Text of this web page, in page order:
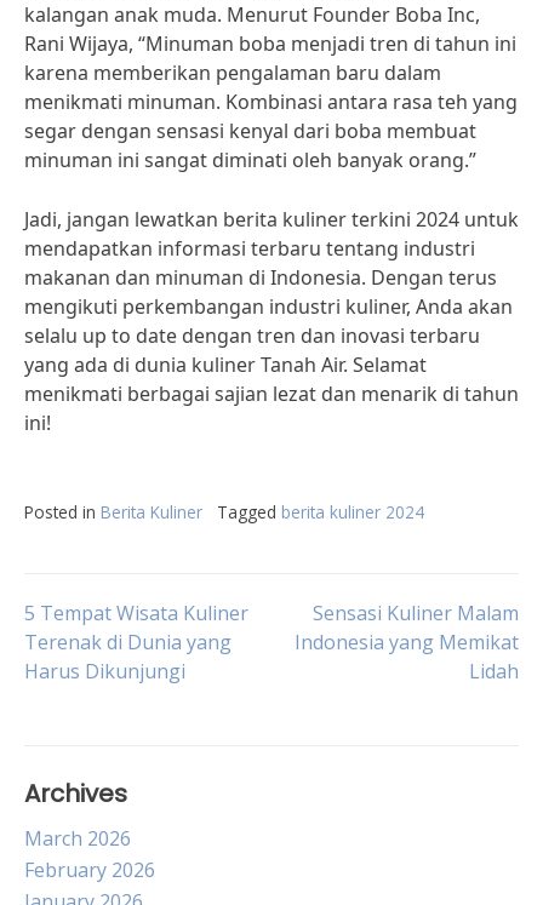
kalangan anak muda. Menurut Founder Boba Inc,
Rani Wijaya, “Minuman boba menjadi tren di tahun ini
karena memberikan pengalaman baru dalam
menikmati minuman. Kombinasi antara rasa teh yang
segar dengan sensasi kenyal dari boba membuat
minuman ini sangat diminati oleh banyak orang.”
Jadi, jangan lewatkan berita kuliner terkini 2024 untuk
mendapatkan informasi terbaru tentang industri
makanan dan minuman di Indonesia. Dengan terus
mengikuti perkembangan industri kuliner, Anda akan
selalu up to date dengan tren dan inovasi terbaru
yang ada di dunia kuliner Tanah Air. Selamat
menikmati berbagai sajian lezat dan menarik di tahun
ini!
Posted in Berita Kuliner Tagged berita kuliner 2024
Post
navigation
5 Tempat Wisata Kuliner
Terenak di Dunia yang
Harus Dikunjungi
Sensasi Kuliner Malam
Indonesia yang Memikat
Lidah
Archives
March 2026
February 2026